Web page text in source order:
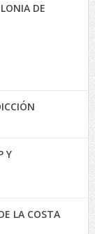
DE
Y
LA COSTA